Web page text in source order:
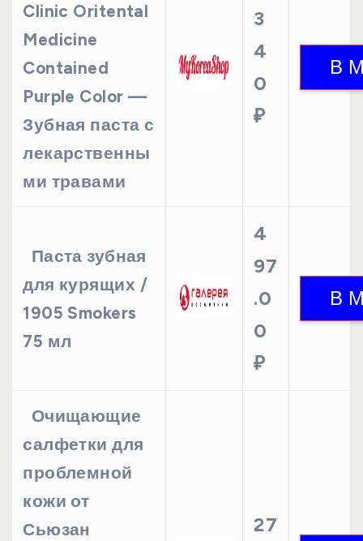
Clinic Oritental
Medicine
Contained
Purple Color —
Зубная паста с
лекарственны
ми травами
3
4
0
₽
Паста зубная
для курящих /
1905 Smokers
75 мл
4
97
.0
0
₽
Очищающие
салфетки для
проблемной
кожи от
Сьюзан
27